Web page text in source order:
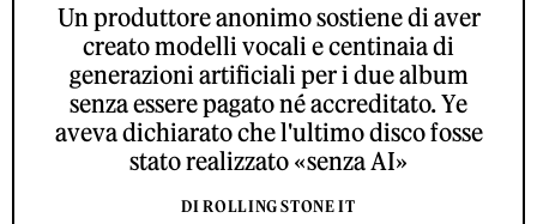
Un produttore anonimo sostiene di aver
creato modelli vocali e centinaia di
generazioni artificiali per i due album
senza essere pagato né accreditato. Ye
aveva dichiarato che l'ultimo disco fosse
stato realizzato «senza AI»
DI ROLLING STONE IT